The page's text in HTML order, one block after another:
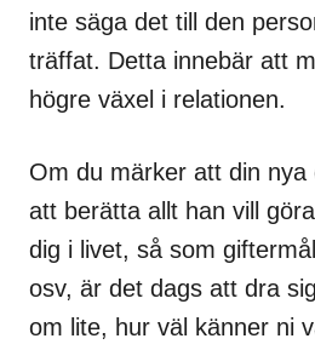
inte säga det till den
träffat. Detta innebär att
högre växel i relationen.
Om du märker att din nya
att berätta allt han vill
dig i livet, så som
osv, är det dags att dra
om lite, hur väl känner ni